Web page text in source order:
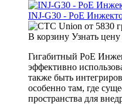
INJ-G30 - PoE
от 5830
В корзину Узнать цену
Гигабитный PoE
эффективно
также быть
особенно там, где
пространства для